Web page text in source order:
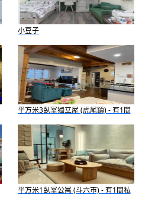
小豆子
平方米3臥室獨立屋 (虎尾鎮) - 有1間
私人浴室
平方米1臥室公寓 (斗六市) - 有1間私